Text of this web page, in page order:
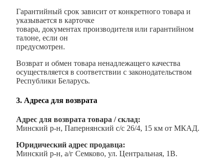
Гарантийный срок зависит от конкретного товара и
указывается в карточке
товара, документах производителя или гарантийном
талоне, если он
предусмотрен.
Возврат и обмен товара ненадлежащего качества
осуществляется в соответствии с законодательством
Республики Беларусь.
3. Адреса для возврата
Адрес для возврата товара / склад:
Минский р-н, Папернянский с/с 26/4, 15 км от МКАД.
Юридический адрес продавца:
Минский р-н, а/г Семково, ул. Центральная, 1В.